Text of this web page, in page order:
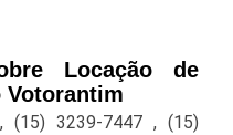
Locação de
Votorantim
, (15) 3239-7447 ,(15)